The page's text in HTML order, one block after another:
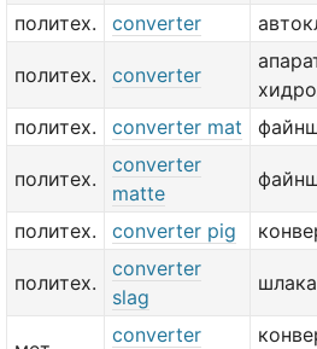
политех.
converter
политех. converter
политех.
converter mat
политех.
converter
matte
политех. converter pig
политех.
converter
slag
converter